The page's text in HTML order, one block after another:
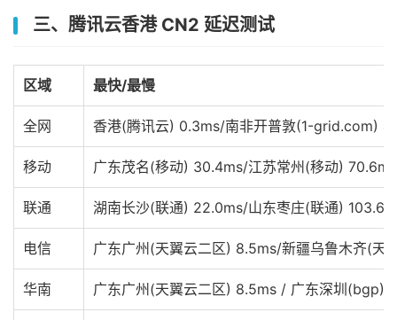
三、腾讯云香港 CN2 延迟测试
区域 最快/最慢
全网 香港(腾讯云) 0.3ms/南非开普敦(1-grid.com)
移动 广东茂名(移动) 30.4ms/江苏常州(移动) 70.6ms
联通 湖南长沙(联通) 22.0ms/山东枣庄(联通)
电信 广东广州(天翼云二区) 8.5ms/新疆乌鲁木齐(天
华南 广东广州(天翼云二区) 8.5ms / 广东深圳(bgp)